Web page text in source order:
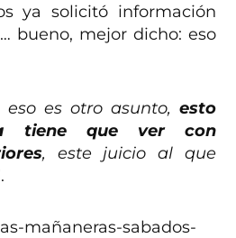
ya solicitó información
bueno, mejor dicho: eso
es otro asunto, esto
tiene que ver con
, este juicio al que